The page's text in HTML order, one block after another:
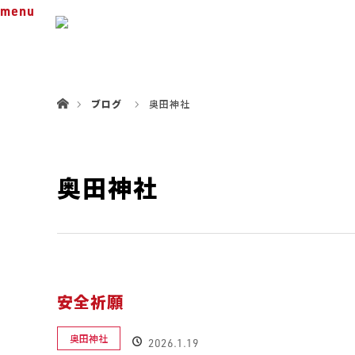
menu
ブログ
奥田神社
奥田神社
安全祈願
奥田神社 2026.1.19